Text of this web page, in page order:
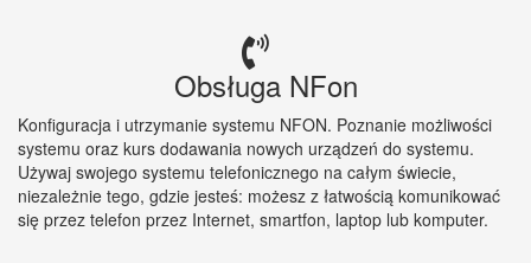
Obsługa NFon
Konfiguracja i utrzymanie systemu NFON. Poznanie możliwości
systemu oraz kurs dodawania nowych urządzeń do systemu.
Używaj swojego systemu telefonicznego na całym świecie,
niezależnie tego, gdzie jesteś: możesz z łatwością komunikować
się przez telefon przez Internet, smartfon, laptop lub komputer.